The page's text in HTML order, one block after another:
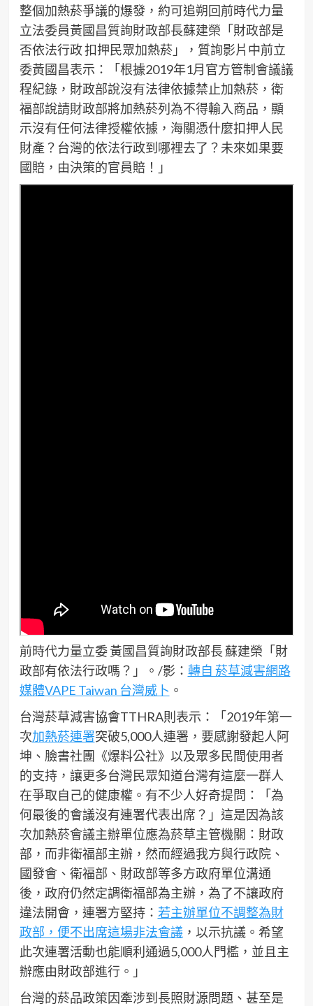
整個加熱菸爭議的爆發，約可追朔回前時代力量
立法委員黃國昌質詢財政部長蘇建榮「財政部是
否依法行政 扣押民眾加熱菸」，質詢影片中前立
委黃國昌表示：「根據2019年1月官方管制會議議
程紀錄，財政部說沒有法律依據禁止加熱菸，衛
福部說請財政部將加熱菸列為不得輸入商品，顯
示沒有任何法律授權依據，海關憑什麼扣押人民
財產？台灣的依法行政到哪裡去了？未來如果要
國賠，由決策的官員賠！」
前時代力量立委 黃國昌質詢財政部長 蘇建榮「財
政部有依法行政嗎？」。/影： 轉自 菸草減害網路
媒體VAPE Taiwan 台灣威卜 。
台灣菸草減害協會TTHRA則表示：「2019年第一
次加熱菸連署突破5,000人連署，要感謝發起人阿
坤、臉書社團《爆料公社》以及眾多民間使用者
的支持，讓更多台灣民眾知道台灣有這麼一群人
在爭取自己的健康權。有不少人好奇提問：「為
何最後的會議沒有連署代表出席？」這是因為該
次加熱菸會議主辦單位應為菸草主管機關：財政
部，而非衛福部主辦，然而經過我方與行政院、
國發會、衛福部、財政部等多方政府單位溝通
後，政府仍然定調衛福部為主辦，為了不讓政府
違法開會，連署方堅持： 若主辦單位不調整為財
政部，便不出席這場非法會議，以示抗議。希望
此次連署活動也能順利通過5,000人門檻，並且主
辦應由財政部進行。」
台灣的菸品政策因牽涉到長照財源問題、甚至是